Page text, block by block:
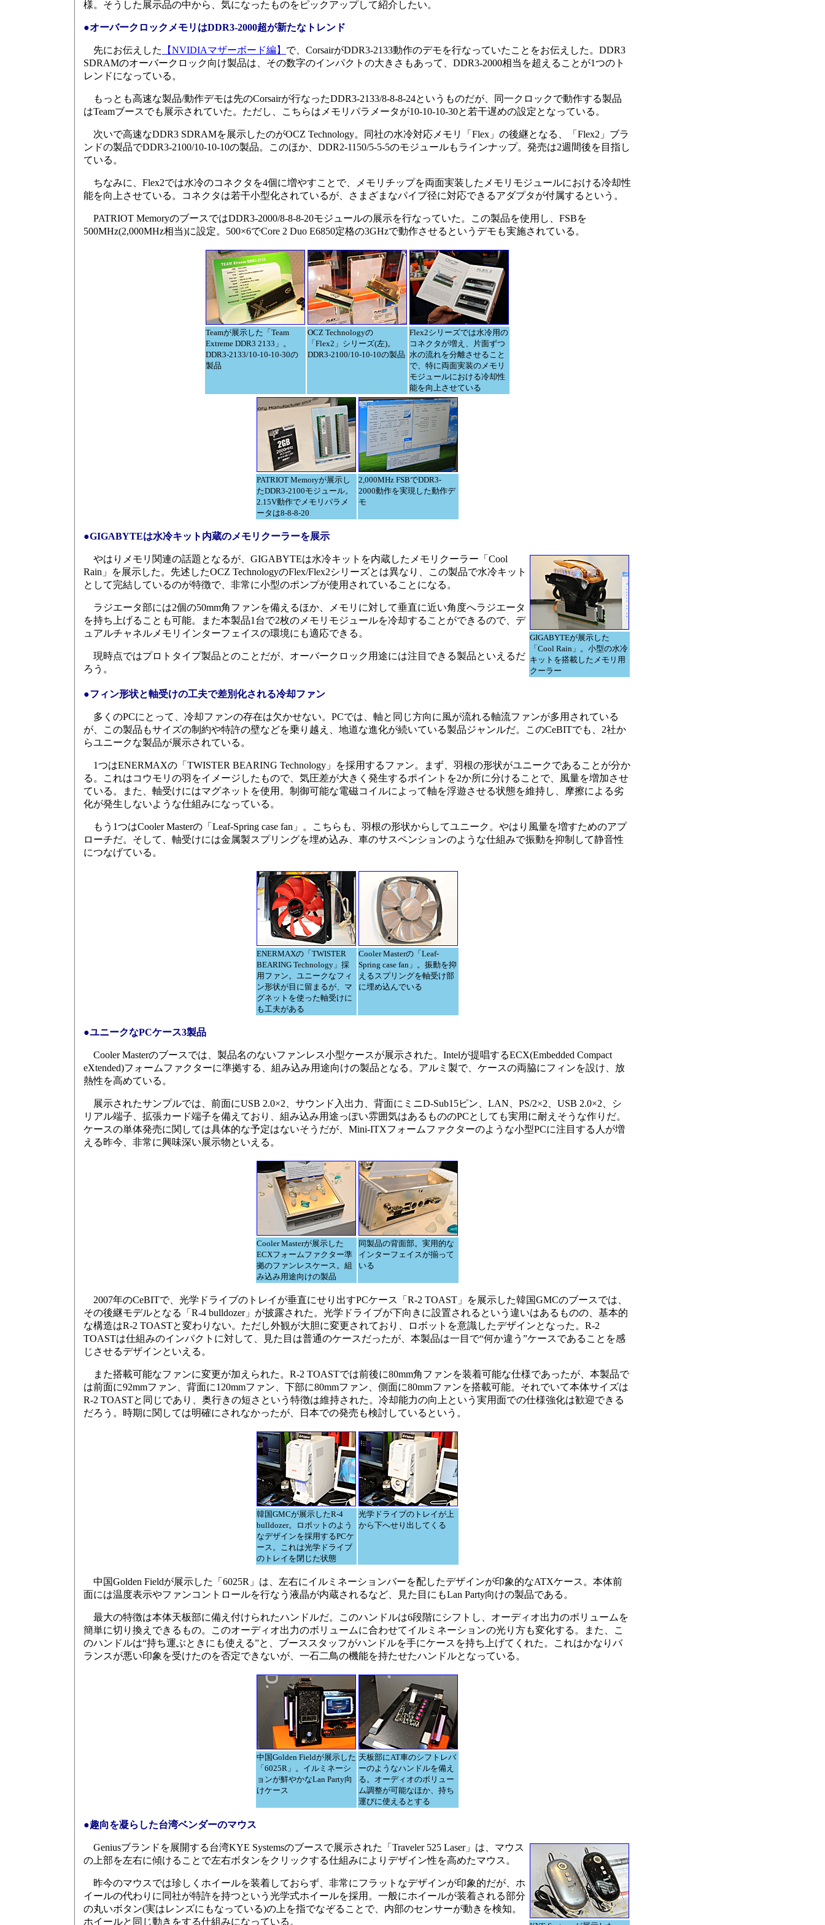
様。そうした展示品の中から、気になったものをピックアップして紹介したい。
●オーバークロックメモリはDDR3-2000超が新たなトレンド
先にお伝えした 【NVIDIAマザーボード編】 で、CorsairがDDR3-2133動作のデモを行なっていたことをお伝えした。DDR3
SDRAMのオーバークロック向け製品は、その数字のインパクトの大きさもあって、DDR3-2000相当を超えることが1つのト
レンドになっている。
もっとも高速な製品/動作デモは先のCorsairが行なったDDR3-2133/8-8-8-24というものだが、同一クロックで動作する製品
はTeamブースでも展示されていた。ただし、こちらはメモリパラメータが10-10-10-30と若干遅めの設定となっている。
次いで高速なDDR3 SDRAMを展示したのがOCZ Technology。同社の水冷対応メモリ「Flex」の後継となる、「Flex2」ブラ
ンドの製品でDDR3-2100/10-10-10の製品。このほか、DDR2-1150/5-5-5のモジュールもラインナップ。発売は2週間後を目指し
ている。
ちなみに、Flex2では水冷のコネクタを4個に増やすことで、メモリチップを両面実装したメモリモジュールにおける冷却性
能を向上させている。コネクタは若干小型化されているが、さまざまなパイプ径に対応できるアダプタが付属するという。
PATRIOT MemoryのブースではDDR3-2000/8-8-8-20モジュールの展示を行なっていた。この製品を使用し、FSBを
500MHz(2,000MHz相当)に設定。500×6でCore 2 Duo E6850定格の3GHzで動作させるというデモも実施されている。
Teamが展示した「Team
Extreme DDR3 2133」。
DDR3-2133/10-10-10-30の
製品
OCZ Technologyの
「Flex2」シリーズ(左)。
DDR3-2100/10-10-10の製品
Flex2シリーズでは水冷用の
コネクタが増え、片面ずつ
水の流れを分離させること
で、特に両面実装のメモリ
モジュールにおける冷却性
能を向上させている
PATRIOT Memoryが展示し
たDDR3-2100モジュール。
2.15V動作でメモリパラメ
ータは8-8-8-20
2,000MHz FSBでDDR3-
2000動作を実現した動作デ
モ
●GIGABYTEは水冷キット内蔵のメモリクーラーを展示
GIGABYTEが展示した
「Cool Rain」。小型の水冷
キットを搭載したメモリ用
クーラー
やはりメモリ関連の話題となるが、GIGABYTEは水冷キットを内蔵したメモリクーラー「Cool
Rain」を展示した。先述したOCZ TechnologyのFlex/Flex2シリーズとは異なり、この製品で水冷キット
として完結しているのが特徴で、非常に小型のポンプが使用されていることになる。
ラジエータ部には2個の50mm角ファンを備えるほか、メモリに対して垂直に近い角度へラジエータ
を持ち上げることも可能。また本製品1台で2枚のメモリモジュールを冷却することができるので、デ
ュアルチャネルメモリインターフェイスの環境にも適応できる。
現時点ではプロトタイプ製品とのことだが、オーバークロック用途には注目できる製品といえるだ
ろう。
●フィン形状と軸受けの工夫で差別化される冷却ファン
多くのPCにとって、冷却ファンの存在は欠かせない。PCでは、軸と同じ方向に風が流れる軸流ファンが多用されている
が、この製品もサイズの制約や特許の壁などを乗り越え、地道な進化が続いている製品ジャンルだ。このCeBITでも、2社か
らユニークな製品が展示されている。
1つはENERMAXの「TWISTER BEARING Technology」を採用するファン。まず、羽根の形状がユニークであることが分か
る。これはコウモリの羽をイメージしたもので、気圧差が大きく発生するポイントを2か所に分けることで、風量を増加させ
ている。また、軸受けにはマグネットを使用。制御可能な電磁コイルによって軸を浮遊させる状態を維持し、摩擦による劣
化が発生しないような仕組みになっている。
もう1つはCooler Masterの「Leaf-Spring case fan」。こちらも、羽根の形状からしてユニーク。やはり風量を増すためのアプ
ローチだ。そして、軸受けには金属製スプリングを埋め込み、車のサスペンションのような仕組みで振動を抑制して静音性
につなげている。
ENERMAXの「TWISTER
BEARING Technology」採
用ファン。ユニークなフィ
ン形状が目に留まるが、マ
グネットを使った軸受けに
も工夫がある
Cooler Masterの「Leaf-
Spring case fan」。振動を抑
えるスプリングを軸受け部
に埋め込んでいる
●ユニークなPCケース3製品
Cooler Masterのブースでは、製品名のないファンレス小型ケースが展示された。Intelが提唱するECX(Embedded Compact
eXtended)フォームファクターに準拠する、組み込み用途向けの製品となる。アルミ製で、ケースの両脇にフィンを設け、放
熱性を高めている。
展示されたサンプルでは、前面にUSB 2.0×2、サウンド入出力、背面にミニD-Sub15ピン、LAN、PS/2×2、USB 2.0×2、シ
リアル端子、拡張カード端子を備えており、組み込み用途っぽい雰囲気はあるもののPCとしても実用に耐えそうな作りだ。
ケースの単体発売に関しては具体的な予定はないそうだが、Mini-ITXフォームファクターのような小型PCに注目する人が増
える昨今、非常に興味深い展示物といえる。
Cooler Masterが展示した
ECXフォームファクター準
拠のファンレスケース。組
み込み用途向けの製品
同製品の背面部。実用的な
インターフェイスが揃って
いる
2007年のCeBITで、光学ドライブのトレイが垂直にせり出すPCケース「R-2 TOAST」を展示した韓国GMCのブースでは、
その後継モデルとなる「R-4 bulldozer」が披露された。光学ドライブが下向きに設置されるという違いはあるものの、基本的
な構造はR-2 TOASTと変わりない。ただし外観が大胆に変更されており、ロボットを意識したデザインとなった。R-2
TOASTは仕組みのインパクトに対して、見た目は普通のケースだったが、本製品は一目で“何か違う”ケースであることを感
じさせるデザインといえる。
また搭載可能なファンに変更が加えられた。R-2 TOASTでは前後に80mm角ファンを装着可能な仕様であったが、本製品で
は前面に92mmファン、背面に120mmファン、下部に80mmファン、側面に80mmファンを搭載可能。それでいて本体サイズは
R-2 TOASTと同じであり、奥行きの短さという特徴は維持された。冷却能力の向上という実用面での仕様強化は歓迎できる
だろう。時期に関しては明確にされなかったが、日本での発売も検討しているという。
韓国GMCが展示したR-4
bulldozer。ロボットのよう
なデザインを採用するPCケ
ース。これは光学ドライブ
のトレイを閉じた状態
光学ドライブのトレイが上
から下へせり出してくる
中国Golden Fieldが展示した「6025R」は、左右にイルミネーションバーを配したデザインが印象的なATXケース。本体前
面には温度表示やファンコントロールを行なう液晶が内蔵されるなど、見た目にもLan Party向けの製品である。
最大の特徴は本体天板部に備え付けられたハンドルだ。このハンドルは6段階にシフトし、オーディオ出力のボリュームを
簡単に切り換えできるもの。このオーディオ出力のボリュームに合わせてイルミネーションの光り方も変化する。また、こ
のハンドルは“持ち運ぶときにも使える”と、ブーススタッフがハンドルを手にケースを持ち上げてくれた。これはかなりバ
ランスが悪い印象を受けたのを否定できないが、一石二鳥の機能を持たせたハンドルとなっている。
中国Golden Fieldが展示した
「6025R」。イルミネーシ
ョンが鮮やかなLan Party向
けケース
天板部にAT車のシフトレバ
ーのようなハンドルを備え
る。オーディオのボリュー
ム調整が可能なほか、持ち
運びに使えるとする
●趣向を凝らした台湾ベンダーのマウス
Geniusブランドを展開する台湾KYE Systemsのブースで展示された「Traveler 525 Laser」は、マウス
の上部を左右に傾けることで左右ボタンをクリックする仕組みによりデザイン性を高めたマウス。
昨今のマウスでは珍しくホイールを装着しておらず、非常にフラットなデザインが印象的だが、ホ
イールの代わりに同社が特許を持つという光学式ホイールを採用。一般にホイールが装着される部分
の丸いボタン(実はレンズにもなっている)の上を指でなぞることで、内部のセンサーが動きを検知。
ホイールと同じ動きをする仕組みになっている。